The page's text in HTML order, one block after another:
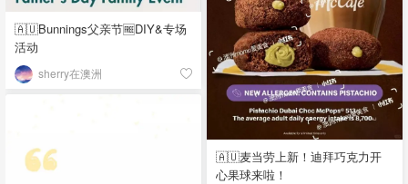
🇦🇺Bunnings父亲节🆓DIY&专场
活动
sherry在澳洲
🇦🇺麦当劳上新！迪拜巧克力开
心果球来啦！